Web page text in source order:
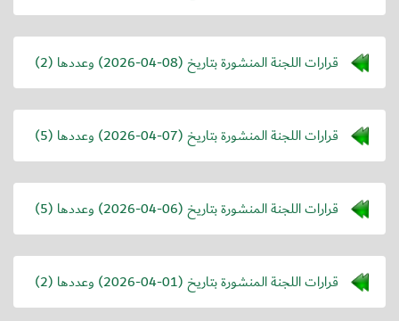
قرارات اللجنة المنشورة بتاريخ (2026-04-08) وعددها (2)
قرارات اللجنة المنشورة بتاريخ (2026-04-07) وعددها (5)
قرارات اللجنة المنشورة بتاريخ (2026-04-06) وعددها (5)
قرارات اللجنة المنشورة بتاريخ (2026-04-01) وعددها (2)